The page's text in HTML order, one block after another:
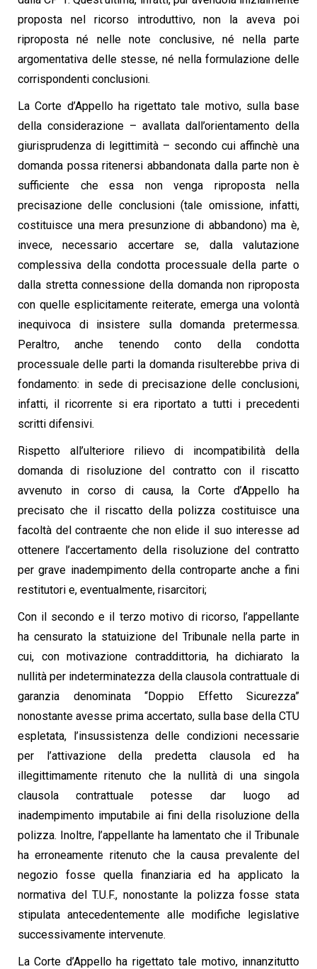
proposta nel ricorso introduttivo, non la aveva poi
riproposta né nelle note conclusive, né nella parte
argomentativa delle stesse, né nella formulazione delle
corrispondenti conclusioni.
La Corte d’Appello ha rigettato tale motivo, sulla base
della considerazione – avallata dall’orientamento della
giurisprudenza di legittimità – secondo cui affinchè una
domanda possa ritenersi abbandonata dalla parte non è
sufficiente che essa non venga riproposta nella
precisazione delle conclusioni (tale omissione, infatti,
costituisce una mera presunzione di abbandono) ma è,
invece, necessario accertare se, dalla valutazione
complessiva della condotta processuale della parte o
dalla stretta connessione della domanda non riproposta
con quelle esplicitamente reiterate, emerga una volontà
inequivoca di insistere sulla domanda pretermessa.
Peraltro, anche tenendo conto della condotta
processuale delle parti la domanda risulterebbe priva di
fondamento: in sede di precisazione delle conclusioni,
infatti, il ricorrente si era riportato a tutti i precedenti
scritti difensivi.
Rispetto all’ulteriore rilievo di incompatibilità della
domanda di risoluzione del contratto con il riscatto
avvenuto in corso di causa, la Corte d’Appello ha
precisato che il riscatto della polizza costituisce una
facoltà del contraente che non elide il suo interesse ad
ottenere l’accertamento della risoluzione del contratto
per grave inadempimento della controparte anche a fini
restitutori e, eventualmente, risarcitori;
Con il secondo e il terzo motivo di ricorso, l’appellante
ha censurato la statuizione del Tribunale nella parte in
cui, con motivazione contraddittoria, ha dichiarato la
nullità per indeterminatezza della clausola contrattuale di
garanzia denominata “Doppio Effetto Sicurezza”
nonostante avesse prima accertato, sulla base della CTU
espletata, l’insussistenza delle condizioni necessarie
per l’attivazione della predetta clausola ed ha
illegittimamente ritenuto che la nullità di una singola
clausola contrattuale potesse dar luogo ad
inadempimento imputabile ai fini della risoluzione della
polizza. Inoltre, l’appellante ha lamentato che il Tribunale
ha erroneamente ritenuto che la causa prevalente del
negozio fosse quella finanziaria ed ha applicato la
normativa del T.U.F., nonostante la polizza fosse stata
stipulata antecedentemente alle modifiche legislative
successivamente intervenute.
La Corte d’Appello ha rigettato tale motivo, innanzitutto